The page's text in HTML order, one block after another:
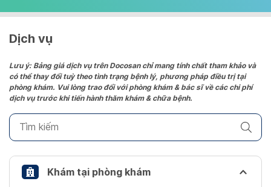
date.
the
question
mark
to
keyboard
shortcuts
Dịch vụ
Lưu ý: Bảng giá dịch vụ trên Docosan chỉ mang tính chất tham khảo và
có thể thay đổi tuỳ theo tình trạng bệnh lý, phương pháp điều trị tại
phòng khám. Vui lòng trao đổi với phòng khám & bác sĩ về các chi phí
dịch vụ trước khi tiến hành thăm khám & chữa bệnh.
Khám tại phòng khám